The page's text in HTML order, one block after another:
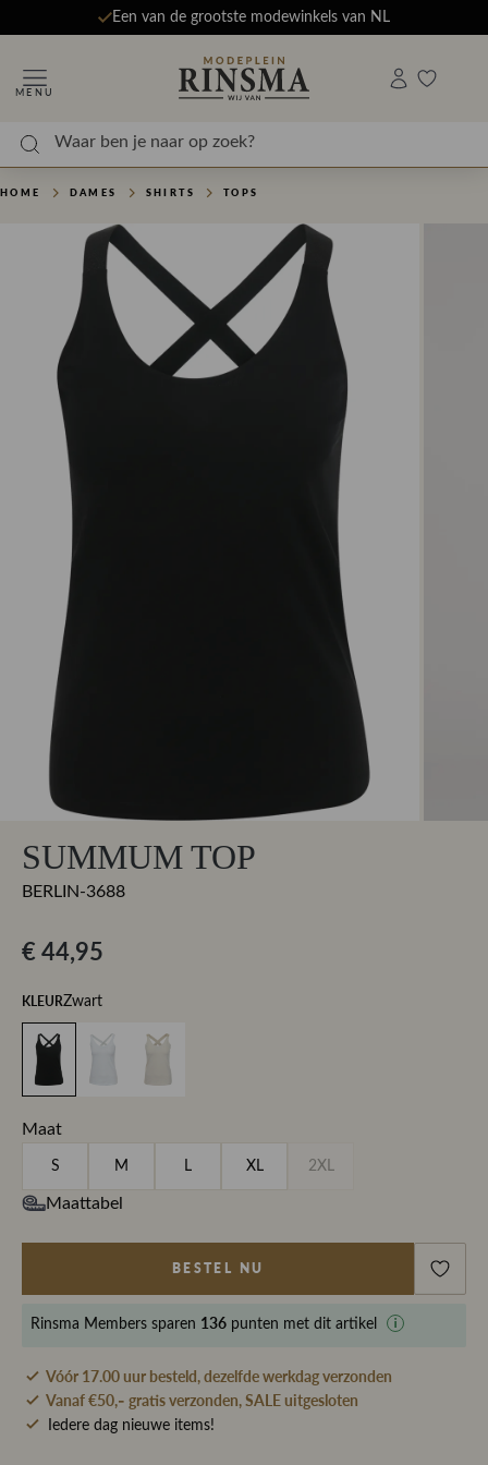
Een van de grootste modewinkels van NL
MENU
HOME DAMES SHIRTS TOPS
SUMMUM TOP
BERLIN-3688
€ 44,95
KLEURZwart
Maat
S M L XL 2XL
Maattabel
BESTEL NU
Rinsma Members sparen 136 punten met dit artikel
Vóór 17.00 uur besteld, dezelfde werkdag verzonden
Vanaf €50,- gratis verzonden, SALE uitgesloten
Iedere dag nieuwe items!